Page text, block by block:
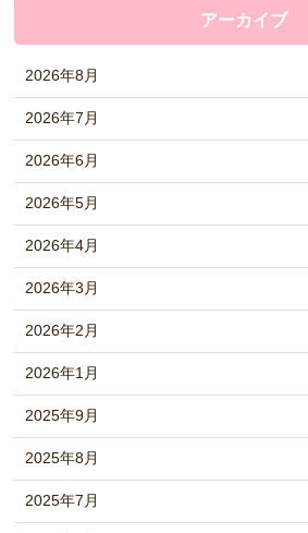
アーカイブ
2026年8月
2026年7月
2026年6月
2026年5月
2026年4月
2026年3月
2026年2月
2026年1月
2025年9月
2025年8月
2025年7月